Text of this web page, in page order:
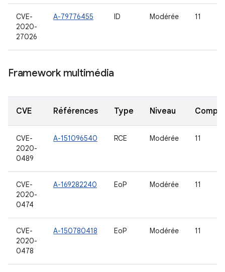
CVE-
2020-
27026
A-79776455 ID Modérée 11
Framework multimédia
CVE Références Type Niveau
CVE-
2020-
0489
A-151096540 RCE Modérée 11
CVE-
2020-
0474
A-169282240 EoP Modérée 11
CVE-
2020-
0478
A-150780418 EoP Modérée 11